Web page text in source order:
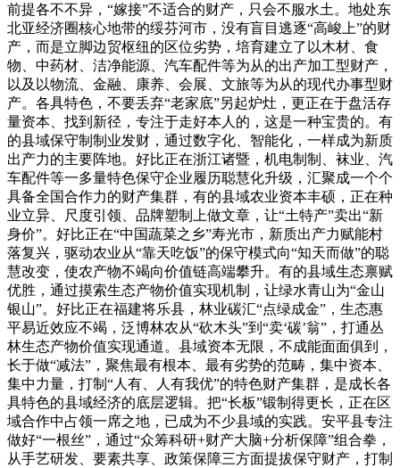
前提各不不异，“嫁接”不适合的财产，只会不服水土。地处东
北亚经济圈核心地带的绥芬河市，没有盲目逃逐“高峻上”的财
产，而是立脚边贸枢纽的区位劣势，培育建立了以木材、食
物、中药材、洁净能源、汽车配件等为从的出产加工型财产，
以及以物流、金融、康养、会展、文旅等为从的现代办事型财
产。各具特色，不要丢弃“老家底”另起炉灶，更正在于盘活存
量资本、找到新径，专注于走好本人的，这是一种宝贵的。有
的县域保守制制业发财，通过数字化、智能化，一样成为新质
出产力的主要阵地。好比正在浙江诸暨，机电制制、袜业、汽
车配件等一多量特色保守企业履历聪慧化升级，汇聚成一个个
具备全国合作力的财产集群，有的县域农业资本丰硕，正在种
业立异、尺度引领、品牌塑制上做文章，让“土特产”卖出“新
身价”。好比正在“中国蔬菜之乡”寿光市，新质出产力赋能村
落复兴，驱动农业从“靠天吃饭”的保守模式向“知天而做”的聪
慧改变，使农产物不竭向价值链高端攀升。有的县域生态禀赋
优胜，通过摸索生态产物价值实现机制，让绿水青山为“金山
银山”。好比正在福建将乐县，林业碳汇“点绿成金”，生态惠
平易近效应不竭，泛博林农从“砍木头”到“卖‘碳’翁”，打通丛
林生态产物价值实现通道。县域资本无限，不成能面面俱到，
长于做“减法”，聚焦最有根本、最有劣势的范畴，集中资本、
集中力量，打制“人有、人有我优”的特色财产集群，是成长各
具特色的县域经济的底层逻辑。把“长板”锻制得更长，正在区
域合作中占领一席之地，已成为不少县域的实践。安平县专注
做好“一根丝”，通过“众筹科研+财产大脑+分析保障”组合拳，
从手艺研发、要素共享、政策保障三方面提拔保守财产，打制